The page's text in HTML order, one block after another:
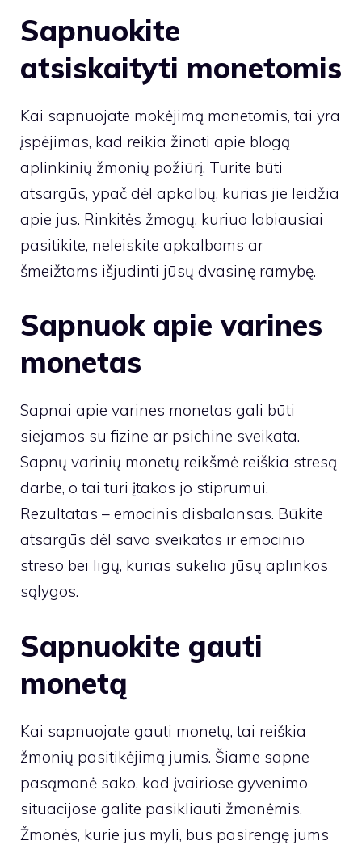
Sapnuokite
atsiskaityti monetomis
Kai sapnuojate mokėjimą monetomis, tai yra
įspėjimas, kad reikia žinoti apie blogą
aplinkinių žmonių požiūrį. Turite būti
atsargūs, ypač dėl apkalbų, kurias jie leidžia
apie jus. Rinkitės žmogų, kuriuo labiausiai
pasitikite, neleiskite apkalboms ar
šmeižtams išjudinti jūsų dvasinę ramybę.
Sapnuok apie varines
monetas
Sapnai apie varines monetas gali būti
siejamos su fizine ar psichine sveikata.
Sapnų varinių monetų reikšmė reiškia stresą
darbe, o tai turi įtakos jo stiprumui.
Rezultatas – emocinis disbalansas. Būkite
atsargūs dėl savo sveikatos ir emocinio
streso bei ligų, kurias sukelia jūsų aplinkos
sąlygos.
Sapnuokite gauti
monetą
Kai sapnuojate gauti monetų, tai reiškia
žmonių pasitikėjimą jumis. Šiame sapne
pasąmonė sako, kad įvairiose gyvenimo
situacijose galite pasikliauti žmonėmis.
Žmonės, kurie jus myli, bus pasirengę jums